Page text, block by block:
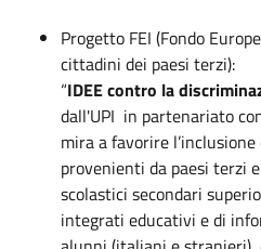
Progetto FEI (Fondo
cittadini dei paesi terzi):
“IDEE contro la
dall'UPI in partenariato
mira a favorire
provenienti da paesi terzi
scolastici secondari
integrati educativi e di